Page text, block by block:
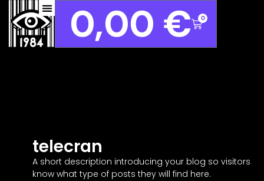
0,00 € 0
telecran
A short description introducing your blog so visitors
know what type of posts they will find here.